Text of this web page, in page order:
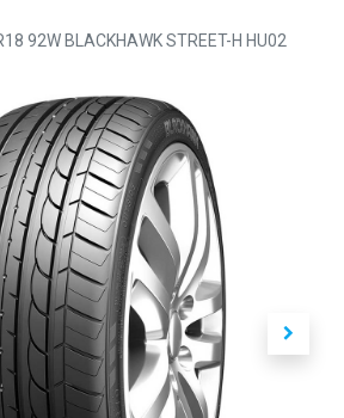
92W BLACKHAWK STREET-H HU02